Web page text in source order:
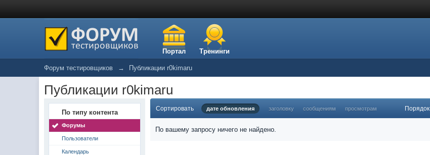
Портал Тренинги
Форум тестировщиков → Публикации r0kimaru
Публикации r0kimaru
По типу контента
Форумы
Пользователи
Календарь
Сортировать дате обновления заголовку сообщениям просмотрам Порядок
По вашему запросу ничего не найдено.